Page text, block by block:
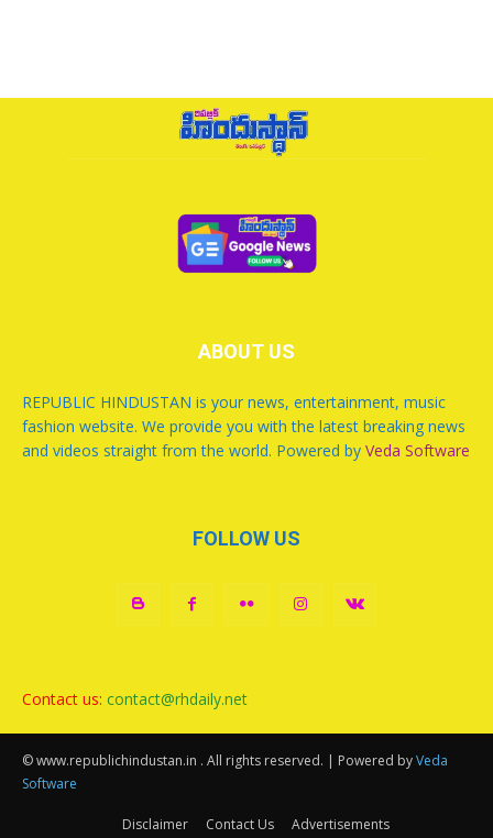
ABOUT US
REPUBLIC HINDUSTAN is your news, entertainment, music
fashion website. We provide you with the latest breaking news
and videos straight from the world. Powered by Veda Software
FOLLOW US
Contact us: contact@rhdaily.net
© www.republichindustan.in . All rights reserved. | Powered byVeda
Software
Disclaimer Contact Us Advertisements